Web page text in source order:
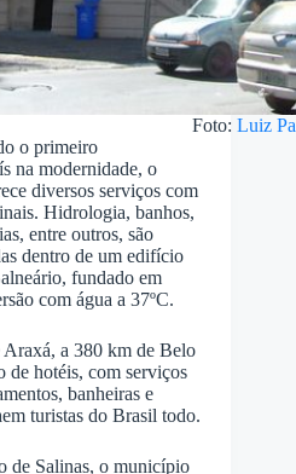
Foto: Luiz
o primeiro
na modernidade, o
diversos serviços com
Hidrologia, banhos,
entre outros, são
dentro de um edifício
fundado em
com água a 37ºC.
Araxá, a 380 km de Belo
hotéis, com serviços
banheiras e
turistas do Brasil todo.
de Salinas, o município